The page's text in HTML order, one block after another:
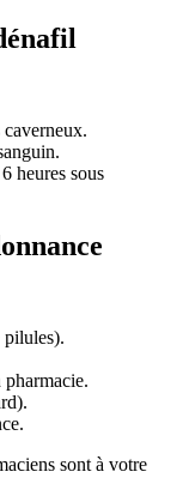
heures sous
pilules).
sont à votre